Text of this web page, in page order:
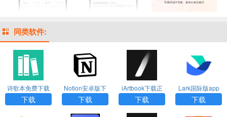
同类软件:
诗歌本免费下载
安装安卓手机版
下载
Notion安卓版下
载
下载
iArtbook下载正
版免费2024
下载
Lark国际版app
下载
下载